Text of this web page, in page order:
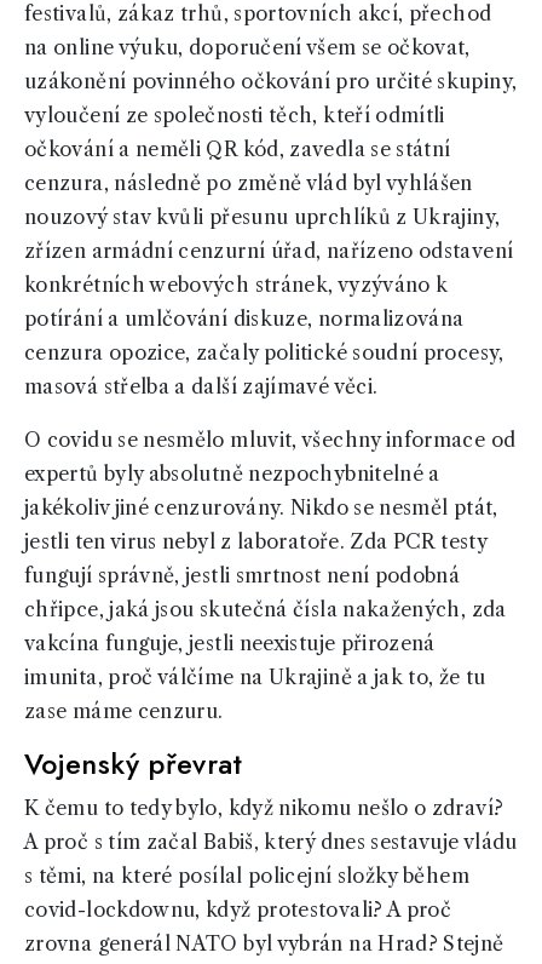
festivalů, zákaz trhů, sportovních akcí, přechod
na online výuku, doporučení všem se očkovat,
uzákonění povinného očkování pro určité skupiny,
vyloučení ze společnosti těch, kteří odmítli
očkování a neměli QR kód, zavedla se státní
cenzura, následně po změně vlád byl vyhlášen
nouzový stav kvůli přesunu uprchlíků z Ukrajiny,
zřízen armádní cenzurní úřad, nařízeno odstavení
konkrétních webových stránek, vyzýváno k
potírání a umlčování diskuze, normalizována
cenzura opozice, začaly politické soudní procesy,
masová střelba a další zajímavé věci.
O covidu se nesmělo mluvit, všechny informace od
expertů byly absolutně nezpochybnitelné a
jakékoliv jiné cenzurovány. Nikdo se nesměl ptát,
jestli ten virus nebyl z laboratoře. Zda PCR testy
fungují správně, jestli smrtnost není podobná
chřipce, jaká jsou skutečná čísla nakažených, zda
vakcína funguje, jestli neexistuje přirozená
imunita, proč válčíme na Ukrajině a jak to, že tu
zase máme cenzuru.
Vojenský převrat
K čemu to tedy bylo, když nikomu nešlo o zdraví?
A proč s tím začal Babiš, který dnes sestavuje vládu
s těmi, na které posílal policejní složky během
covid-lockdownu, když protestovali? A proč
zrovna generál NATO byl vybrán na Hrad? Stejně